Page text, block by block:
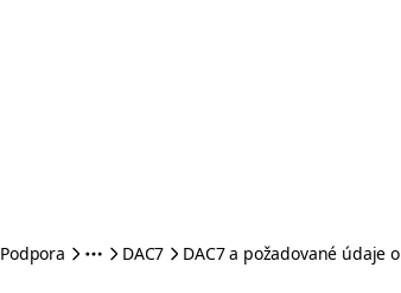
Podpora DAC7 DAC7 a požadované údaje